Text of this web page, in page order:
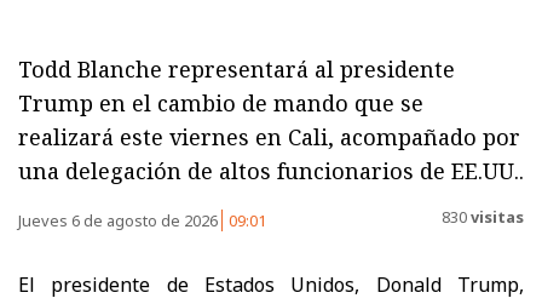
Todd Blanche representará al presidente
Trump en el cambio de mando que se
realizará este viernes en Cali, acompañado por
una delegación de altos funcionarios de EE.UU..
Jueves 6 de agosto de 2026 09:01 830visitas
El presidente de Estados Unidos, Donald Trump,